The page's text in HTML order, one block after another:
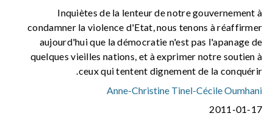
Inquiètes de la lenteur de notre gouvernement à
condamner la violence d'Etat, nous tenons à réaffirmer
aujourd'hui que la démocratie n'est pas l'apanage de
quelques vieilles nations, et à exprimer notre soutien à
ceux qui tentent dignement de la conquérir.
Cécile Oumhani
-
Anne-Christine Tinel
2011-01-17